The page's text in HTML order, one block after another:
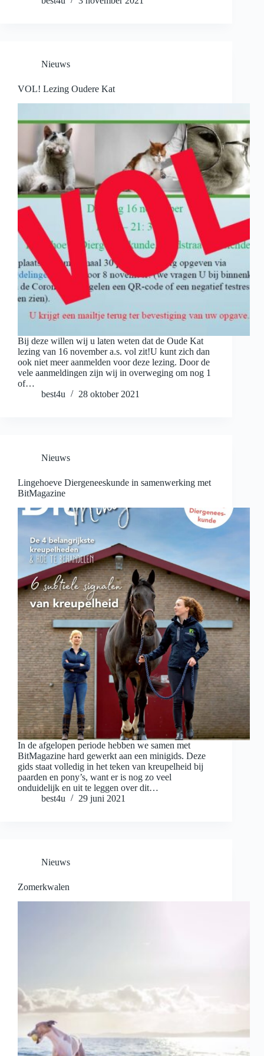
Nieuws
VOL! Lezing Oudere Kat
Bij deze willen wij u laten weten dat de Oude Kat
lezing van 16 november a.s. vol zit!U kunt zich dan
ook niet meer aanmelden voor deze lezing. Door de
vele aanmeldingen zijn wij in overweging om nog 1
of…
best4u
28 oktober 2021
Nieuws
Lingehoeve Diergeneeskunde in samenwerking met
BitMagazine
In de afgelopen periode hebben we samen met
BitMagazine hard gewerkt aan een minigids. Deze
gids staat volledig in het teken van kreupelheid bij
paarden en pony’s, want er is nog zo veel
onduidelijk en uit te leggen over dit…
best4u
29 juni 2021
Nieuws
Zomerkwalen